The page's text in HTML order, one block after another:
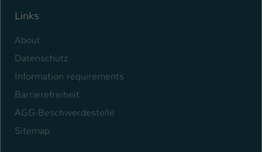
Links
About
Datenschutz
Information requirements
Barrierefreiheit
AGG-Beschwerdestelle
Sitemap